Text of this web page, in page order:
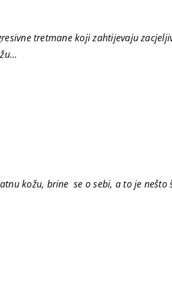
tretmane koji zahtijevaju
kožu, brine se o sebi, a to je